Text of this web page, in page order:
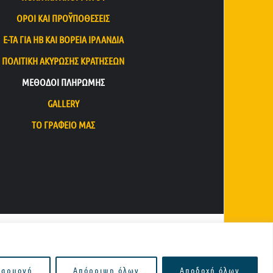
Απόρριψη όλων Αποδοχή όλων
ΌΡΟΙ ΚΑΙ ΠΡΟΫΠΟΘΈΣΕΙΣ
E-TA ΓΙΑ ΗΒ ΚΑΙ ΒΌΡΕΙΑ ΙΡΛΑΝΔΊΑ
ΠΟΛΙΤΙΚΉ ΑΚΎΡΩΣΗΣ ΚΡΑΤΉΣΕΩΝ
ΜΈΘΟΔΟΙ ΠΛΗΡΩΜΉΣ
GALLERY
ΤΟ ΓΡΑΦΕΊΟ ΜΑΣ